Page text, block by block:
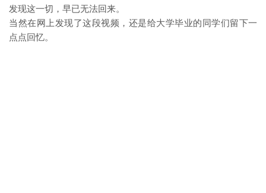
发现这一切，早已无法回来。
当然在网上发现了这段视频，还是给大学毕业的同学们留下一
点点回忆。